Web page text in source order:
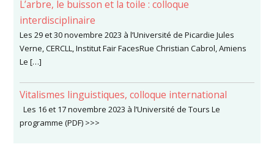
L’arbre, le buisson et la toile : colloque
interdisciplinaire
Les 29 et 30 novembre 2023 à l’Université de Picardie Jules
Verne, CERCLL, Institut Fair FacesRue Christian Cabrol, Amiens
Le […]
Vitalismes linguistiques, colloque international
Les 16 et 17 novembre 2023 à l’Université de Tours Le
programme (PDF) >>>